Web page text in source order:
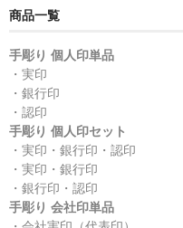
商品一覧
手彫り 個人印単品
・実印
・銀行印
・認印
手彫り 個人印セット
・実印・銀行印・認印
・実印・銀行印
・銀行印・認印
手彫り 会社印単品